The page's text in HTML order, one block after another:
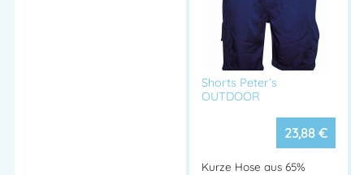
Shorts Peter’s
OUTDOOR
23,88 €
Kurze Hose aus 65%